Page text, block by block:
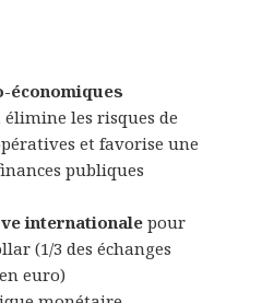
économiques
élimine les risques de
et favorise une
publiques
internationalepour
(1/3 des échanges
euro)